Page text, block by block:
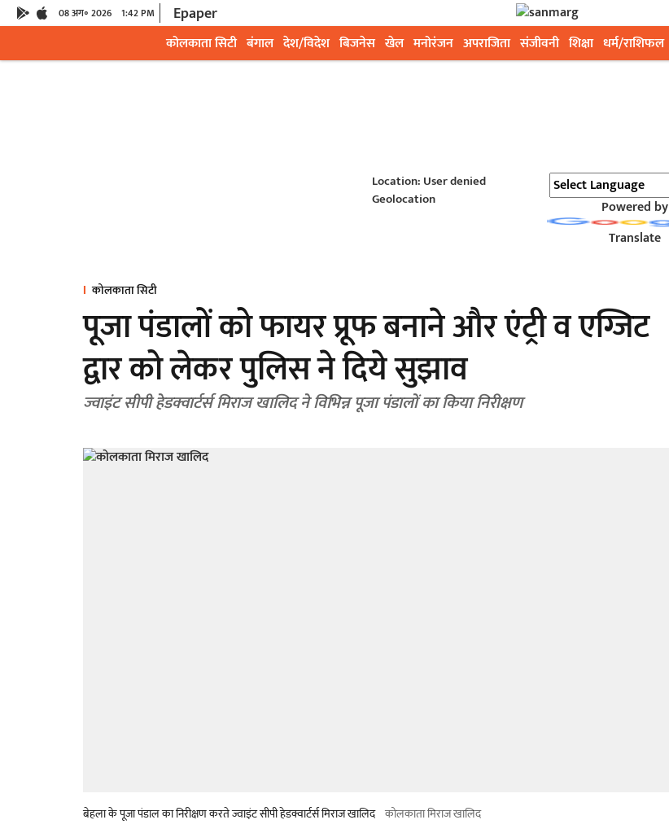
08 अग॰ 2026 1:42 PM Epaper
कोलकाता सिटी बंगाल देश/विदेश बिजनेस खेल मनोरंजन अपराजिता संजीवनी शिक्षा धर्म/राशिफल
Location: User denied
Geolocation
Powered by
Translate
कोलकाता सिटी
पूजा पंडालों को फायर प्रूफ बनाने और एंट्री व एग्जिट
द्वार को लेकर पुलिस ने दिये सुझाव
ज्वाइंट सीपी हेडक्वार्टर्स मिराज खालिद ने विभिन्न पूजा पंडालों का किया निरीक्षण
बेहला के पूजा पंडाल का निरीक्षण करते ज्वाइंट सीपी हेडक्वार्टर्स मिराज खालिद कोलकाता मिराज खालिद